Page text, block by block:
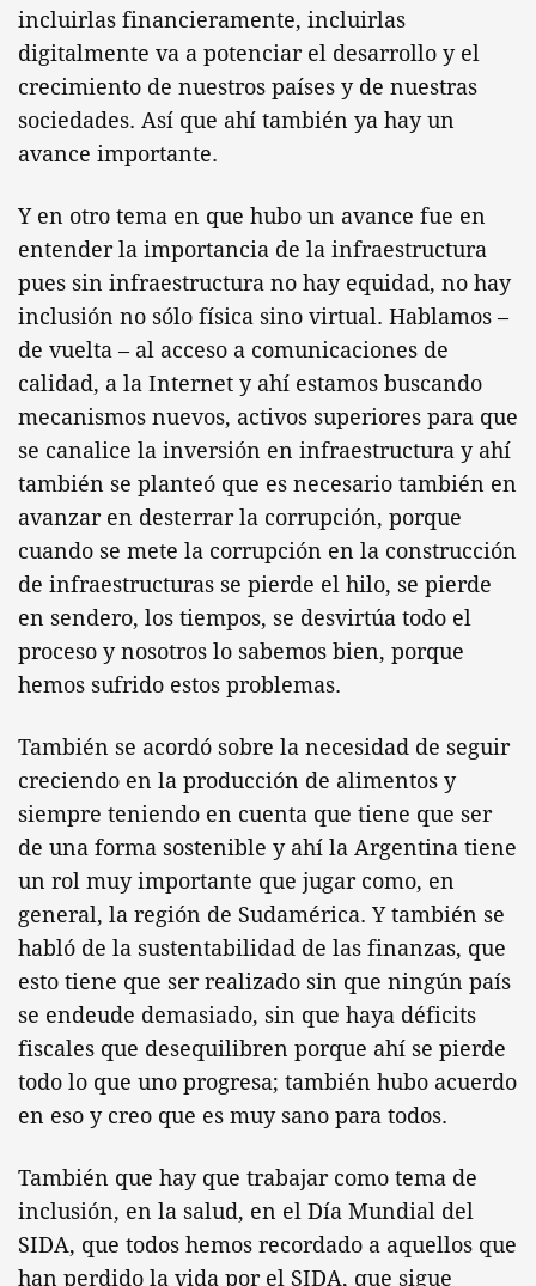
incluirlas financieramente, incluirlas
digitalmente va a potenciar el desarrollo y el
crecimiento de nuestros países y de nuestras
sociedades. Así que ahí también ya hay un
avance importante.
Y en otro tema en que hubo un avance fue en
entender la importancia de la infraestructura
pues sin infraestructura no hay equidad, no hay
inclusión no sólo física sino virtual. Hablamos –
de vuelta – al acceso a comunicaciones de
calidad, a la Internet y ahí estamos buscando
mecanismos nuevos, activos superiores para que
se canalice la inversión en infraestructura y ahí
también se planteó que es necesario también en
avanzar en desterrar la corrupción, porque
cuando se mete la corrupción en la construcción
de infraestructuras se pierde el hilo, se pierde
en sendero, los tiempos, se desvirtúa todo el
proceso y nosotros lo sabemos bien, porque
hemos sufrido estos problemas.
También se acordó sobre la necesidad de seguir
creciendo en la producción de alimentos y
siempre teniendo en cuenta que tiene que ser
de una forma sostenible y ahí la Argentina tiene
un rol muy importante que jugar como, en
general, la región de Sudamérica. Y también se
habló de la sustentabilidad de las finanzas, que
esto tiene que ser realizado sin que ningún país
se endeude demasiado, sin que haya déficits
fiscales que desequilibren porque ahí se pierde
todo lo que uno progresa; también hubo acuerdo
en eso y creo que es muy sano para todos.
También que hay que trabajar como tema de
inclusión, en la salud, en el Día Mundial del
SIDA, que todos hemos recordado a aquellos que
han perdido la vida por el SIDA, que sigue